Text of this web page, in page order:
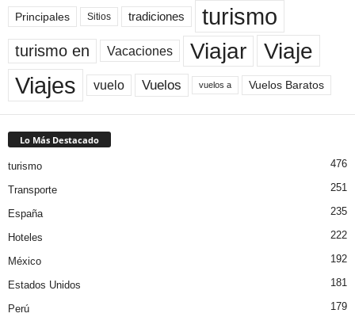
Principales Sitios tradiciones turismo
turismo en Vacaciones Viajar Viaje
Viajes vuelo Vuelos vuelos a Vuelos Baratos
Lo Más Destacado
turismo 476
Transporte 251
España 235
Hoteles 222
México 192
Estados Unidos 181
Perú 179